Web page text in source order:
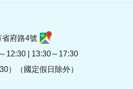
府路4號
12:30 | 13:30～17:30
）（國定假日除外）